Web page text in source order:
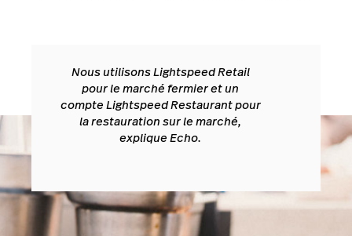
Nous utilisons Lightspeed Retail
pour le marché fermier et un
compte Lightspeed Restaurant pour
la restauration sur le marché,
explique Echo.